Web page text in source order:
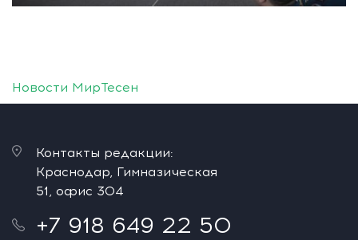
Новости МирТесен
Контакты редакции:
Краснодар, Гимназическая
51, офис 304
+7 918 649 22 50